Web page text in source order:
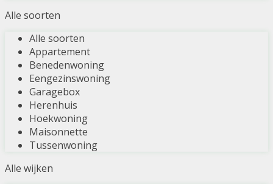
Alle soorten
Alle soorten
Appartement
Benedenwoning
Eengezinswoning
Garagebox
Herenhuis
Hoekwoning
Maisonnette
Tussenwoning
Alle wijken